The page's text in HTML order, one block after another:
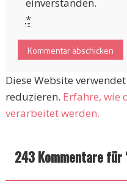
*
Diese Website
reduzieren. Erfahre, wie
verarbeitet werden.
243 Kommentare für